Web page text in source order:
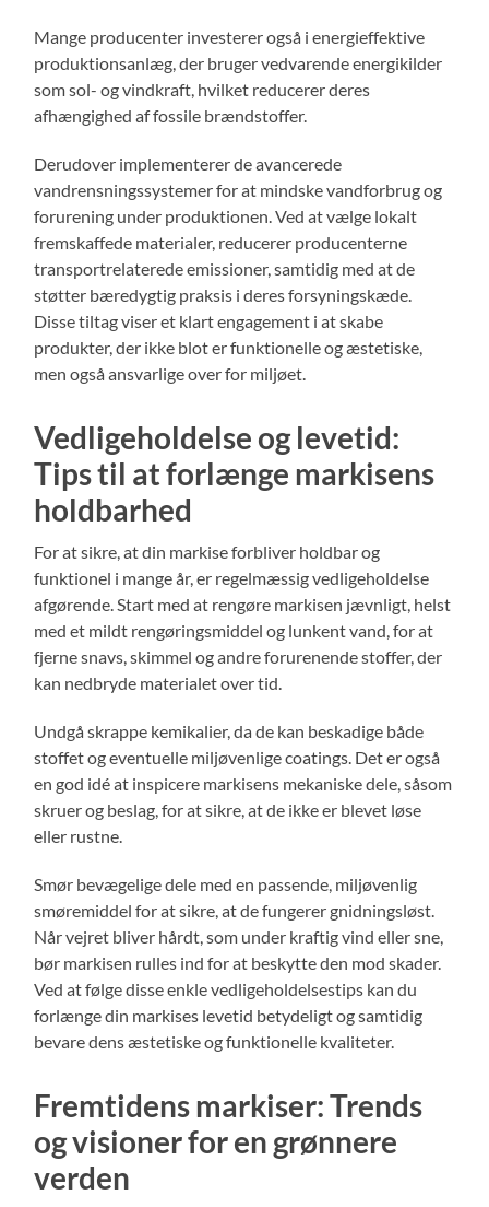
Mange producenter investerer også i energieffektive
produktionsanlæg, der bruger vedvarende energikilder
som sol- og vindkraft, hvilket reducerer deres
afhængighed af fossile brændstoffer.
Derudover implementerer de avancerede
vandrensningssystemer for at mindske vandforbrug og
forurening under produktionen. Ved at vælge lokalt
fremskaffede materialer, reducerer producenterne
transportrelaterede emissioner, samtidig med at de
støtter bæredygtig praksis i deres forsyningskæde.
Disse tiltag viser et klart engagement i at skabe
produkter, der ikke blot er funktionelle og æstetiske,
men også ansvarlige over for miljøet.
Vedligeholdelse og levetid:
Tips til at forlænge markisens
holdbarhed
For at sikre, at din markise forbliver holdbar og
funktionel i mange år, er regelmæssig vedligeholdelse
afgørende. Start med at rengøre markisen jævnligt, helst
med et mildt rengøringsmiddel og lunkent vand, for at
fjerne snavs, skimmel og andre forurenende stoffer, der
kan nedbryde materialet over tid.
Undgå skrappe kemikalier, da de kan beskadige både
stoffet og eventuelle miljøvenlige coatings. Det er også
en god idé at inspicere markisens mekaniske dele, såsom
skruer og beslag, for at sikre, at de ikke er blevet løse
eller rustne.
Smør bevægelige dele med en passende, miljøvenlig
smøremiddel for at sikre, at de fungerer gnidningsløst.
Når vejret bliver hårdt, som under kraftig vind eller sne,
bør markisen rulles ind for at beskytte den mod skader.
Ved at følge disse enkle vedligeholdelsestips kan du
forlænge din markises levetid betydeligt og samtidig
bevare dens æstetiske og funktionelle kvaliteter.
Fremtidens markiser: Trends
og visioner for en grønnere
verden